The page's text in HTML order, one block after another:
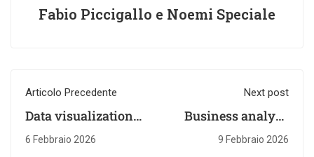
Fabio Piccigallo e Noemi Speciale
Articolo Precedente
Data visualization:
cos'è e come
trasforma i dati in
6 Febbraio 2026
Next post
Business analyst:
cosa fa, quali
competenze
9 Febbraio 2026